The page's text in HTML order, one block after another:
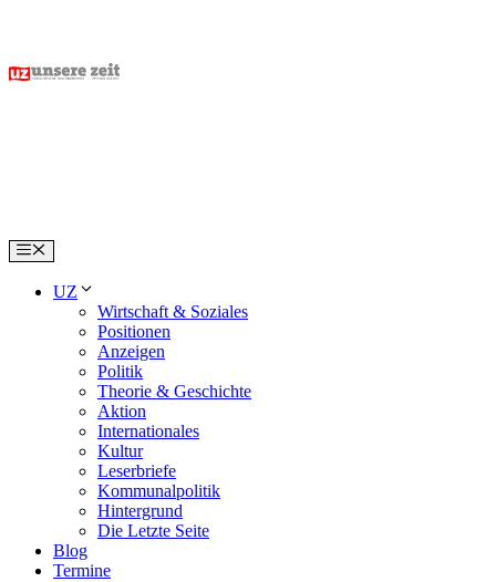
content
Menu
UZ
Wirtschaft & Soziales
Positionen
Anzeigen
Politik
Theorie & Geschichte
Aktion
Internationales
Kultur
Leserbriefe
Kommunalpolitik
Hintergrund
Die Letzte Seite
Blog
Termine